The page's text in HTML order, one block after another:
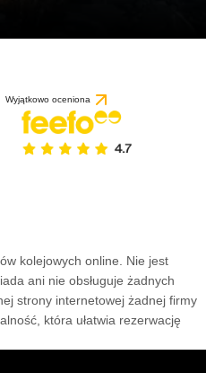
Wyjątkowo oceniona
kolejowych online. Nie jest
ani nie obsługuje żadnych
strony internetowej żadnej firmy
która ułatwia rezerwację
na podstawie 1